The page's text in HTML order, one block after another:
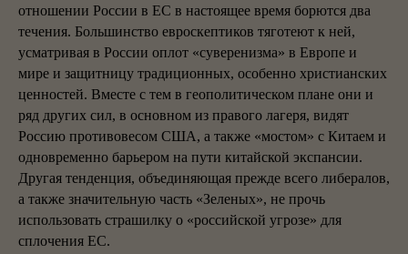
отношении России в ЕС в настоящее время борются два
течения. Большинство евроскептиков тяготеют к ней,
усматривая в России оплот «суверенизма» в Европе и
мире и защитницу традиционных, особенно христианских
ценностей. Вместе с тем в геополитическом плане они и
ряд других сил, в основном из правого лагеря, видят
Россию противовесом США, а также «мостом» с Китаем и
одновременно барьером на пути китайской экспансии.
Другая тенденция, объединяющая прежде всего либералов,
а также значительную часть «Зеленых», не прочь
использовать страшилку о «российской угрозе» для
сплочения ЕС.